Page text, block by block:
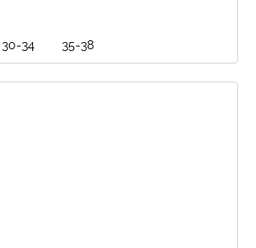
30-34 35-38